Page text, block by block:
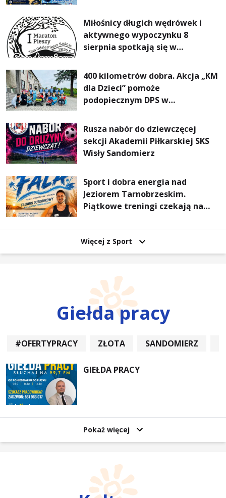
Miłośnicy długich wędrówek i
aktywnego wypoczynku 8
sierpnia spotkają się w
Pieszym „Tam Gdzie Pieprz
Rośnie”
400 kilometrów dobra. Akcja „KM
dla Dzieci” pomoże
podopiecznym DPS w
Rusza nabór do dziewczęcej
sekcji Akademii Piłkarskiej SKS
Wisły Sandomierz
Sport i dobra energia nad
Jeziorem Tarnobrzeskim.
Piątkowe treningi czekają na
Więcej z Sport
Giełda pracy
#OFERTYPRACY ZŁOTA SANDOMIERZ
GIEŁDA PRACY
Pokaż więcej